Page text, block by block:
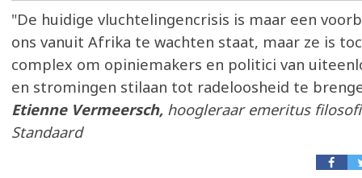
"De huidige vluchtelingencrisis is maar een
ons vanuit Afrika te wachten staat, maar ze is
complex om opiniemakers en politici van
en stromingen stilaan tot radeloosheid te
Etienne Vermeersch, hoogleraar emeritus
Standaard